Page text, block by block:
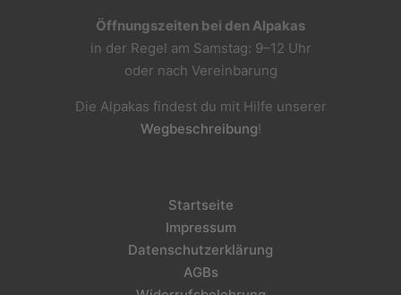
Öffnungszeiten bei den Alpakas
in der Regel am Samstag: 9–12 Uhr
oder nach Vereinbarung
Die Alpakas findest du mit Hilfe unserer
Wegbeschreibung!
Startseite
Impressum
Datenschutzerklärung
AGBs